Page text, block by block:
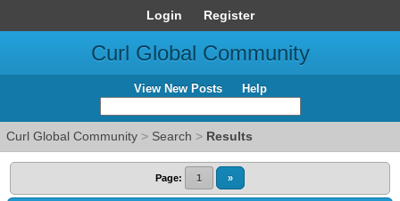
Login Register
Curl Global Community
View New Posts Help
Curl Global Community > Search > Results
Page: 1 »